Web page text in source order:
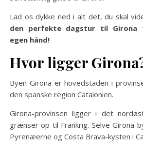
Lad os dykke ned i alt det, du skal
den perfekte dagstur til Girona
egen hånd!
Hvor ligger
Byen Girona er hovedstaden i
den spanske region Catalonien.
Girona-provinsen ligger i det
grænser op til Frankrig. Selve Girona
Pyrenæerne og Costa Brava-kysten i